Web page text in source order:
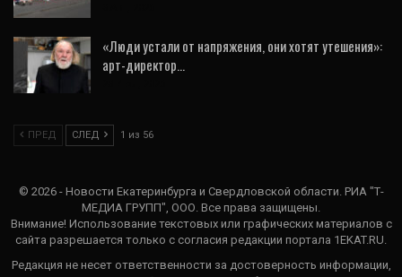
«Люди устали от напряжения, они хотят утешения»:
арт-директор…
ПРЕД СЛЕД 1 из 56
© 2026 - Новости Екатеринбурга и Свердловской области. РИА "Т-
МЕДИА ГРУПП", ООО. Все права защищены.
Внимание! Использование текстовых или графических материалов с
сайта разрешается только c согласия редакции портала 1EKAT.RU.
Редакция не несет ответственности за достоверность информации,